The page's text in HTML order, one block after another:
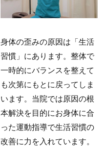
身体の歪みの原因は「生活
習慣」にあります。整体で
一時的にバランスを整えて
も次第にもとに戻ってしま
います。当院では原因の根
本解決を目的にお身体に合
った運動指導で生活習慣の
改善に力を入れています。